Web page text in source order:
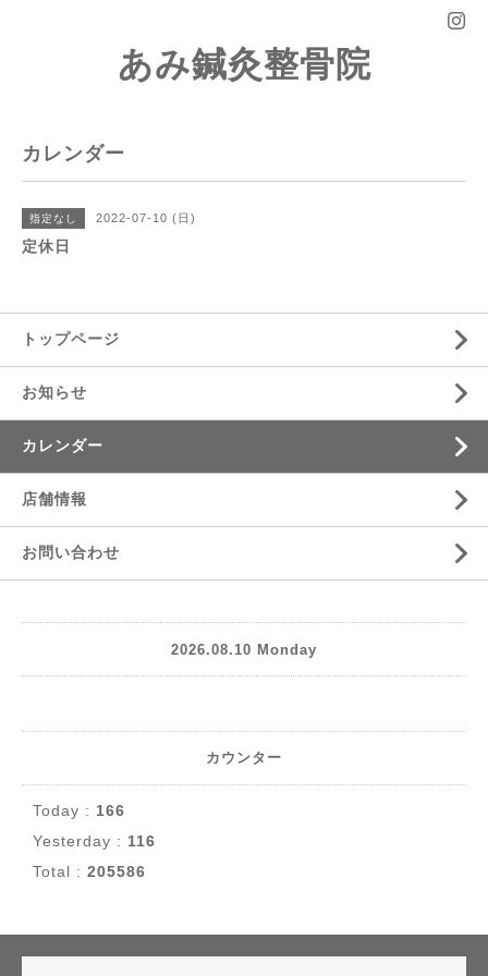
あみ鍼灸整骨院
カレンダー
指定なし 2022-07-10 (日)
定休日
トップページ
お知らせ
カレンダー
店舗情報
お問い合わせ
2026.08.10 Monday
カウンター
Today : 166
Yesterday : 116
Total : 205586